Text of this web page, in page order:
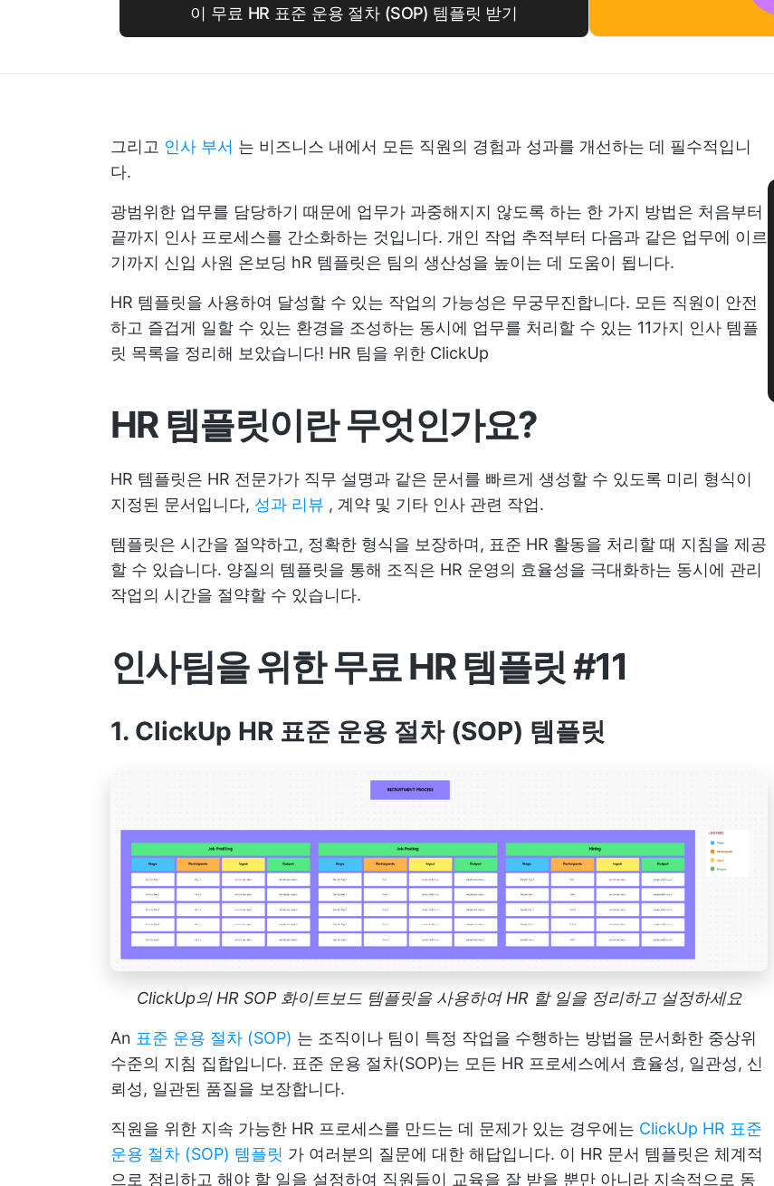
이 무료 HR 표준 운용 절차 (SOP) 템플릿 받기
그리고 인사 부서 는 비즈니스 내에서 모든 직원의 경험과 성과를 개선하는 데 필수적입니
다.
광범위한 업무를 담당하기 때문에 업무가 과중해지지 않도록 하는 한 가지 방법은 처음부터
끝까지 인사 프로세스를 간소화하는 것입니다. 개인 작업 추적부터 다음과 같은 업무에 이르
기까지 신입 사원 온보딩 hR 템플릿은 팀의 생산성을 높이는 데 도움이 됩니다.
HR 템플릿을 사용하여 달성할 수 있는 작업의 가능성은 무궁무진합니다. 모든 직원이 안전
하고 즐겁게 일할 수 있는 환경을 조성하는 동시에 업무를 처리할 수 있는 11가지 인사 템플
릿 목록을 정리해 보았습니다! HR 팀을 위한 ClickUp
HR 템플릿이란 무엇인가요?
HR 템플릿은 HR 전문가가 직무 설명과 같은 문서를 빠르게 생성할 수 있도록 미리 형식이
지정된 문서입니다, 성과 리뷰 , 계약 및 기타 인사 관련 작업.
템플릿은 시간을 절약하고, 정확한 형식을 보장하며, 표준 HR 활동을 처리할 때 지침을 제공
할 수 있습니다. 양질의 템플릿을 통해 조직은 HR 운영의 효율성을 극대화하는 동시에 관리
작업의 시간을 절약할 수 있습니다.
인사팀을 위한 무료 HR 템플릿 #11
1. ClickUp HR 표준 운용 절차 (SOP) 템플릿
ClickUp의 HR SOP 화이트보드 템플릿을 사용하여 HR 할 일을 정리하고 설정하세요
An 표준 운용 절차 (SOP) 는 조직이나 팀이 특정 작업을 수행하는 방법을 문서화한 중상위
수준의 지침 집합입니다. 표준 운용 절차(SOP)는 모든 HR 프로세스에서 효율성, 일관성, 신
뢰성, 일관된 품질을 보장합니다.
직원을 위한 지속 가능한 HR 프로세스를 만드는 데 문제가 있는 경우에는 ClickUp HR 표준
운용 절차 (SOP) 템플릿 가 여러분의 질문에 대한 해답입니다. 이 HR 문서 템플릿은 체계적
으로 정리하고 해야 할 일을 설정하여 직원들이 교육을 잘 받을 뿐만 아니라 지속적으로 동